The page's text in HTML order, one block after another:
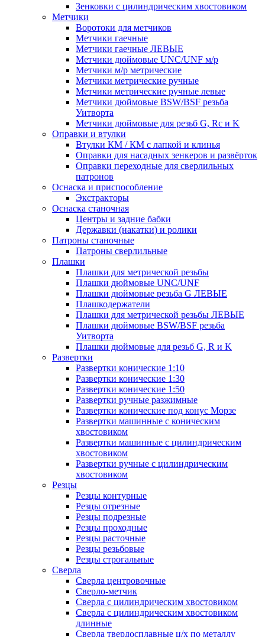
Зенковки с цилиндрическим хвостовиком
Метчики
Воротоки для метчиков
Метчики гаечные
Метчики гаечные ЛЕВЫЕ
Метчики дюймовые UNC/UNF м/р
Метчики м/р метрические
Метчики метрические ручные
Метчики метрические ручные левые
Метчики дюймовые BSW/BSF резьба
Уитворта
Метчики дюймовые для резьб G, Rc и K
Оправки и втулки
Втулки КМ / КМ с лапкой и клинья
Оправки для насадных зенкеров и развёрток
Оправки переходные для сверлильных
патронов
Оснаска и приспособление
Экстракторы
Оснаска станочная
Центры и задние бабки
Державки (накатки) и ролики
Патроны станочные
Патроны сверлильные
Плашки
Плашки для метрической резьбы
Плашки дюймовые UNC/UNF
Плашки дюймовые резьба G ЛЕВЫЕ
Плашкодержатели
Плашки для метрической резьбы ЛЕВЫЕ
Плашки дюймовые BSW/BSF резьба
Уитворта
Плашки дюймовые для резьб G, R и K
Развертки
Развертки конические 1:10
Развертки конические 1:30
Развертки конические 1:50
Развертки ручные разжимные
Развертки конические под конус Морзе
Развертки машинные с коническим
хвостовиком
Развертки машинные с цилиндрическим
хвостовиком
Развертки ручные с цилиндрическим
хвостовиком
Резцы
Резцы контурные
Резцы отрезные
Резцы подрезные
Резцы проходные
Резцы расточные
Резцы резьбовые
Резцы строгальные
Сверла
Сверла центровочные
Сверло-метчик
Сверла с цилиндрическим хвостовиком
Сверла с цилиндрическим хвостовиком
длинные
Сверла твердосплавные ц/х по металлу